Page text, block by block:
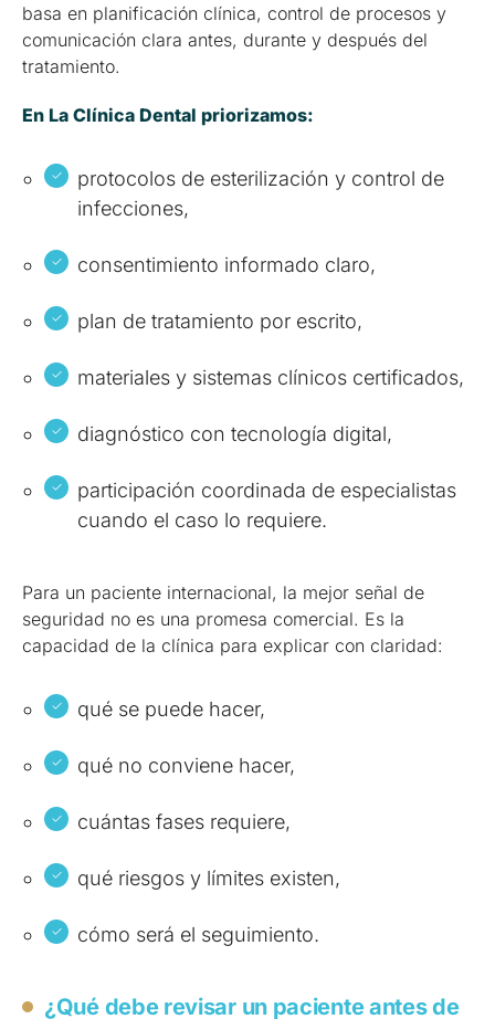
basa en planificación clínica, control de procesos y
comunicación clara antes, durante y después del
tratamiento.
En La Clínica Dental priorizamos:
protocolos de esterilización y control de
infecciones,
consentimiento informado claro,
plan de tratamiento por escrito,
materiales y sistemas clínicos certificados,
diagnóstico con tecnología digital,
participación coordinada de especialistas
cuando el caso lo requiere.
Para un paciente internacional, la mejor señal de
seguridad no es una promesa comercial. Es la
capacidad de la clínica para explicar con claridad:
qué se puede hacer,
qué no conviene hacer,
cuántas fases requiere,
qué riesgos y límites existen,
cómo será el seguimiento.
¿Qué debe revisar un paciente antes de